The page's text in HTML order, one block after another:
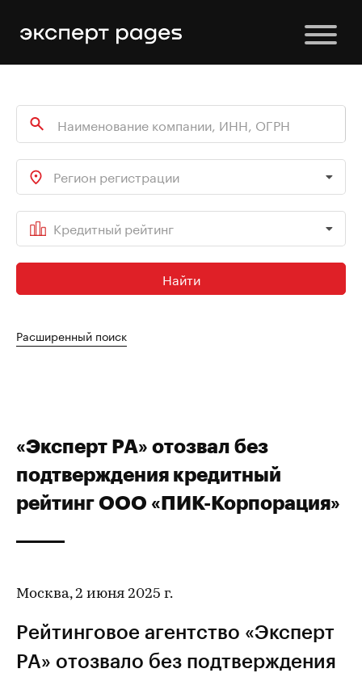
Регион регистрации
Кредитный рейтинг
Найти
Расширенный поиск
«Эксперт РА» отозвал без
подтверждения кредитный
рейтинг ООО «ПИК-Корпорация»
Москва, 2 июня 2025 г.
Рейтинговое агентство «Эксперт
РА» отозвало без подтверждения